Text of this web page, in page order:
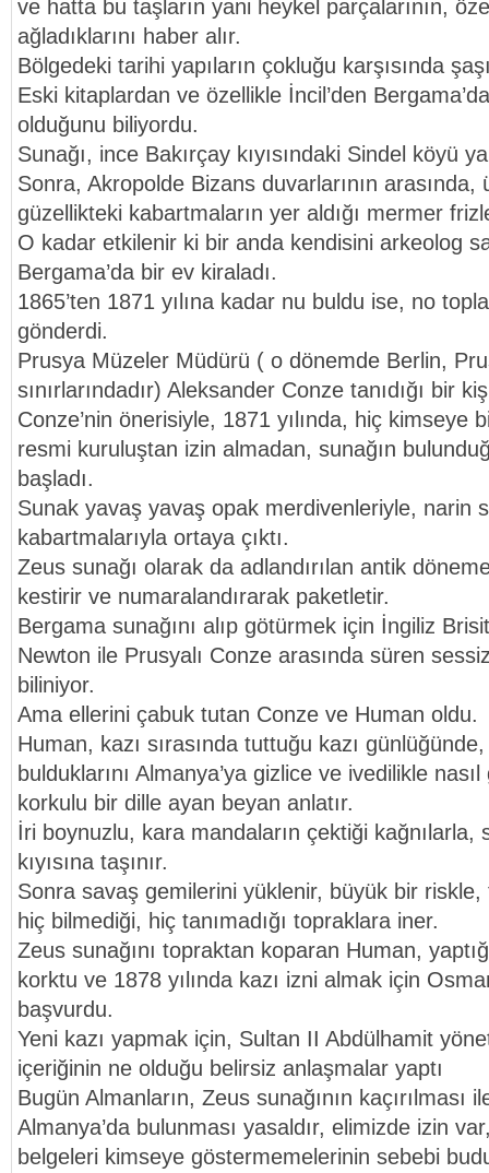
ve hatta bu taşların yani heykel parçalarının,
ağladıklarını haber alır.
Bölgedeki tarihi yapıların çokluğu karşısında
Eski kitaplardan ve özellikle İncil’den
olduğunu biliyordu.
Sunağı, ince Bakırçay kıyısındaki Sindel köyü
Sonra, Akropolde Bizans duvarlarının arasında,
güzellikteki kabartmaların yer aldığı mermer
O kadar etkilenir ki bir anda kendisini arkeolog
Bergama’da bir ev kiraladı.
1865’ten 1871 yılına kadar nu buldu ise, no
gönderdi.
Prusya Müzeler Müdürü ( o dönemde Berlin,
sınırlarındadır) Aleksander Conze tanıdığı bir
Conze’nin önerisiyle, 1871 yılında, hiç kimseye
resmi kuruluştan izin almadan, sunağın
başladı.
Sunak yavaş yavaş opak merdivenleriyle, narin
kabartmalarıyla ortaya çıktı.
Zeus sunağı olarak da adlandırılan antik
kestirir ve numaralandırarak paketletir.
Bergama sunağını alıp götürmek için İngiliz
Newton ile Prusyalı Conze arasında süren
biliniyor.
Ama ellerini çabuk tutan Conze ve Human oldu.
Human, kazı sırasında tuttuğu kazı günlüğünde,
bulduklarını Almanya’ya gizlice ve ivedilikle
korkulu bir dille ayan beyan anlatır.
İri boynuzlu, kara mandaların çektiği kağnılarla,
kıyısına taşınır.
Sonra savaş gemilerini yüklenir, büyük bir riskle,
hiç bilmediği, hiç tanımadığı topraklara iner.
Zeus sunağını topraktan koparan Human,
korktu ve 1878 yılında kazı izni almak için
başvurdu.
Yeni kazı yapmak için, Sultan II Abdülhamit
içeriğinin ne olduğu belirsiz anlaşmalar yaptı
Bugün Almanların, Zeus sunağının kaçırılması
Almanya’da bulunması yasaldır, elimizde izin
belgeleri kimseye göstermemelerinin sebebi